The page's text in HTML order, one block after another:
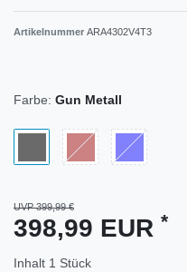
Artikelnummer ARA4302V4T3
Farbe: Gun Metall
UVP 399,99 €
398,99 EUR *
Inhalt 1 Stück